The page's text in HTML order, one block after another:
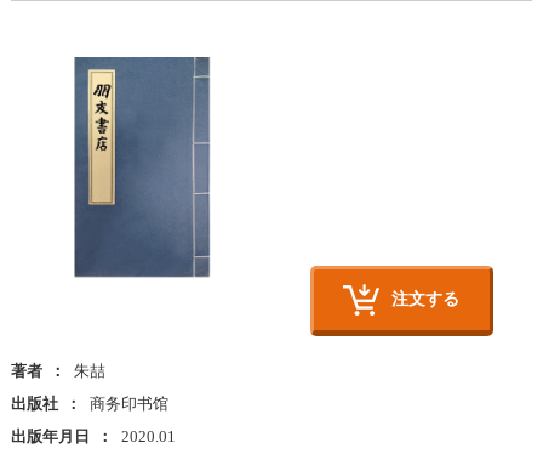
注文する
著者
朱喆
出版社
商务印书馆
出版年月日
2020.01